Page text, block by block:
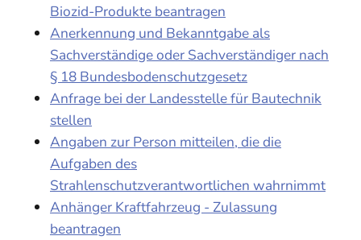
Biozid-Produkte beantragen
Anerkennung und Bekanntgabe als
Sachverständige oder Sachverständiger nach
§ 18 Bundesbodenschutzgesetz
Anfrage bei der Landesstelle für Bautechnik
stellen
Angaben zur Person mitteilen, die die
Aufgaben des
Strahlenschutzverantwortlichen wahrnimmt
Anhänger Kraftfahrzeug - Zulassung
beantragen